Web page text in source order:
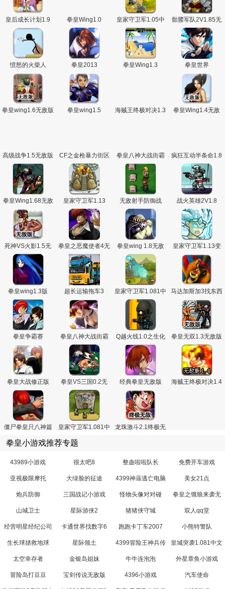
页
皇后成长计划1.9 拳皇Wing1.0
皇家守卫军1.05中
文变态版
骷髅军队2V1.85无
敌版
愤怒的火柴人 拳皇2013 拳皇Wing1.3 拳皇世界
拳皇wing1.6无敌版 拳皇wing1.5
海贼王终极对决1.3
拳皇Wing1.4无敌
高级战争1.5无敌版
CF之金枪暴力街区
4
拳皇八神大战街霸
无敌版
疯狂互动半条命1.8
拳皇Wing1.68无敌
版
皇家守卫军1.13
无敌射手防御战
1.20中文版
战火英雄2V1.8
死神VS火影1.5无
敌版
拳皇之恶魔使者4无
敌版
拳皇wing 1.8无敌
皇家守卫军1.13变
态版
拳皇wing1.3版 超长运输拖车3
皇家守卫军1.081中
文无敌版
马达加斯加3找东西
拳皇争霸赛 拳皇八神大战街霸
Q越火线1.0之生化
防御无敌版
拳皇无双1.3无敌版
拳皇大战修正版
V0.91
拳皇VS三国0.2无
敌版
经典拳皇无敌版
海贼王终极对决1.4
僵尸拳皇只八神篇
皇家守卫军1.081中
龙珠激斗2.1终极无
拳皇小游戏推荐专题
43989小游戏 很太吧8 整蛊啦啦队长 免费开车游戏
亚视极限摩托 大绿脸的征途
4399神庙逃亡电脑
版
美女21点
炮兵防御 三国战记小游戏 怪物头像对对碰
拳皇之饿狼来袭无
敌版
山城卫士 星际游侠2 猪猪侠守城 双人qq堂
经营明星经纪公司 卡通世界找数字6 跑跑卡丁车2007 小熊特警队
生长球拯救地球 星际领土
4399冒险王神兵传
奇
皇城突袭1.081中文
无敌版
太空幸存者 金银岛姐妹 牛牛连泡泡 外星章鱼小游戏
冒险岛打豆豆 宝剑传说无敌版 4396小游戏 汽车使命